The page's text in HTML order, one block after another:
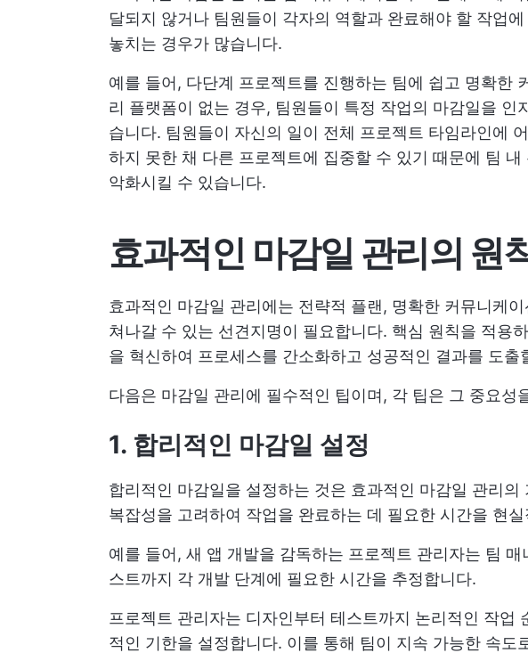
달되지 않거나 팀원들이 각자의 역할과 완료해야 할 작업
놓치는 경우가 많습니다.
예를 들어, 다단계 프로젝트를 진행하는 팀에 쉽고 명확한
리 플랫폼이 없는 경우, 팀원들이 특정 작업의 마감일을 인
습니다. 팀원들이 자신의 일이 전체 프로젝트 타임라인에
하지 못한 채 다른 프로젝트에 집중할 수 있기 때문에 팀
악화시킬 수 있습니다.
효과적인 마감일 관리의 원
효과적인 마감일 관리에는 전략적 플랜, 명확한 커뮤니케
쳐나갈 수 있는 선견지명이 필요합니다. 핵심 원칙을 적용
을 혁신하여 프로세스를 간소화하고 성공적인 결과를 도출
다음은 마감일 관리에 필수적인 팁이며, 각 팁은 그 중요성
1. 합리적인 마감일 설정
합리적인 마감일을 설정하는 것은 효과적인 마감일 관리의
복잡성을 고려하여 작업을 완료하는 데 필요한 시간을 현
예를 들어, 새 앱 개발을 감독하는 프로젝트 관리자는 팀
스트까지 각 개발 단계에 필요한 시간을 추정합니다.
프로젝트 관리자는 디자인부터 테스트까지 논리적인 작업
적인 기한을 설정합니다. 이를 통해 팀이 지속 가능한 속도